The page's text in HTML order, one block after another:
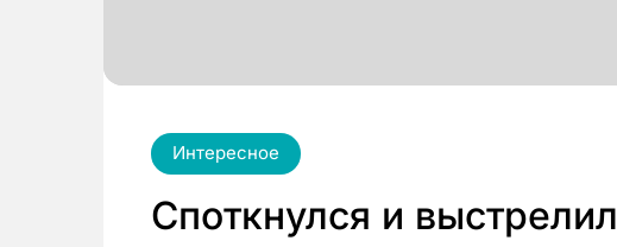
Интересное
Споткнулся и выстрелил